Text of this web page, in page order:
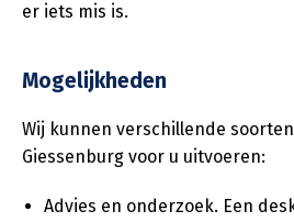
er iets mis is.
Mogelijkheden
Wij kunnen verschillende
Giessenburg voor u uitvoeren:
Advies en onderzoek. Een